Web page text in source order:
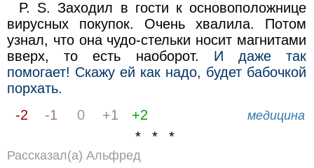
P. S. Заходил в гости к основоположнице
вирусных покупок. Очень хвалила. Потом
узнал, что она чудо-стельки носит магнитами
вверх, то есть наоборот. И даже так
помогает! Скажу ей как надо, будет бабочкой
порхать.
-2
-1 0 +1 +2 медицина
* * *
Рассказал(а) Альфред